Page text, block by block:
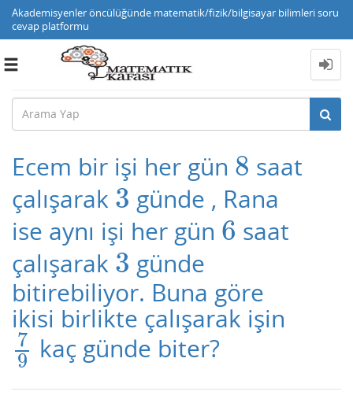
Akademisyenler öncülüğünde matematik/fizik/bilgisayar bilimleri soru
cevap platformu
Toggle
Ecem bir işi her gün 8
8 saat
çalışarak 3
3 günde , Rana
ise aynı işi her gün 6
6 saat
çalışarak 3
3 günde
bitirebiliyor. Buna göre
ikisi birlikte çalışarak işin
7
9
79 kaç günde biter?